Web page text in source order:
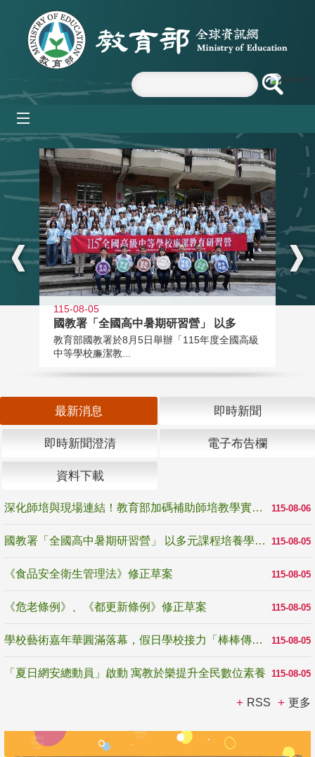
跳到主要內容區塊
:::
115-08-05
國教署「全國高中暑期研習營」 以多
教育部國教署於8月5日舉辦「115年度全國高級
中等學校廉潔教...
最新消息 即時新聞
即時新聞澄清 電子布告欄
資料下載
115-08-06
深化師培與現場連結！教育部加碼補助師培教學實踐研究 10月師培國際研討會交流教學實踐經驗
115-08-05
國教署「全國高中暑期研習營」 以多元課程培養學生瞭解誠信專業與倫理價值
115-08-05
《食品安全衛生管理法》修正草案
115-08-05
《危老條例》、《都更新條例》修正草案
115-08-05
學校藝術嘉年華圓滿落幕，假日學校接力「棒棒傳美感」
115-08-05
「夏日網安總動員」啟動 寓教於樂提升全民數位素養
RSS 更多